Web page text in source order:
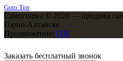
Goto Top
Самогошка © 2020 — продажа
Горно-Алтайске
Продвижение: ITB
Заказать бесплатный звонок